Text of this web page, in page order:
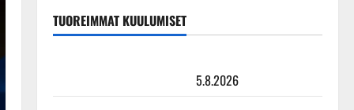
TUOREIMMAT KUULUMISET
5.8.2026